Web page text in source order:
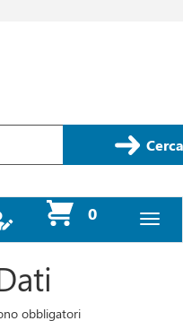
0prodotti
inseriti
obbligatori